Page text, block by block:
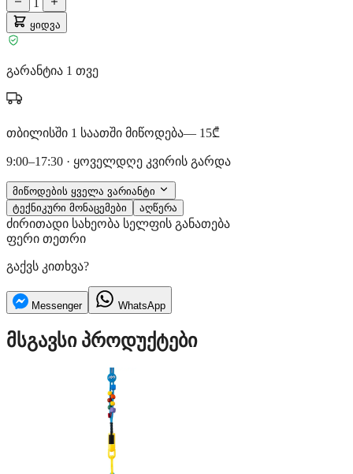
ყიდვა
გარანტია 1 თვე
თბილისში 1 საათში მიწოდება— 15₾
9:00–17:30 · ყოველდღე კვირის გარდა
მიწოდების ყველა ვარიანტი
ტექნიკური მონაცემები
აღწერა
ძირითადი სახეობა სელფის განათება
ფერი თეთრი
გაქვს კითხვა?
Messenger WhatsApp
მსგავსი პროდუქტები